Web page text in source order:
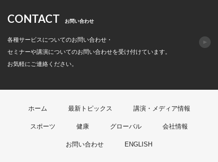
CONTACT お問い合わせ
各種サービスについてのお問い合わせ・
セミナーや講演についてのお問い合わせを受け付けています。
お気軽にご連絡ください。
ホーム 最新トピックス 講演・メディア情報
スポーツ 健康 グローバル 会社情報
お問い合わせ ENGLISH